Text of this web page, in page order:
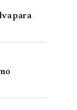
para